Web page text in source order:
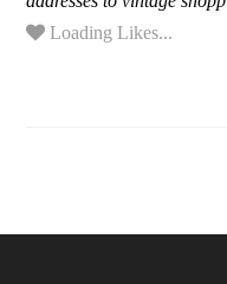
Loading Likes...